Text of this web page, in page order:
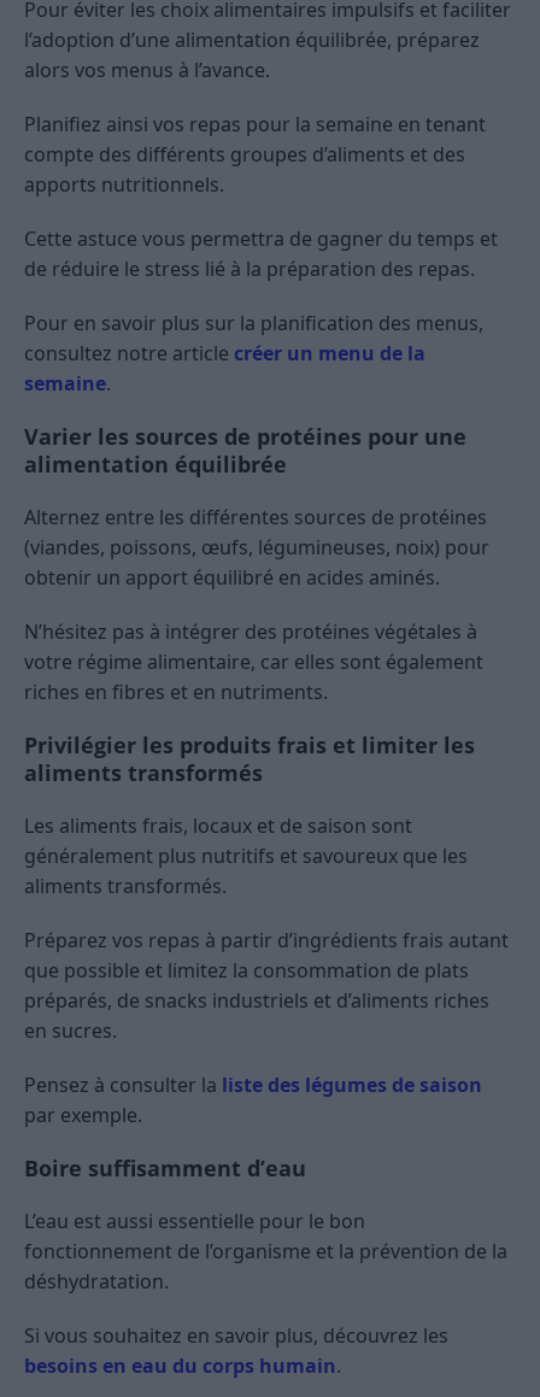
Pour éviter les choix alimentaires impulsifs et faciliter
l’adoption d’une alimentation équilibrée, préparez
alors vos menus à l’avance.
Planifiez ainsi vos repas pour la semaine en tenant
compte des différents groupes d’aliments et des
apports nutritionnels.
Cette astuce vous permettra de gagner du temps et
de réduire le stress lié à la préparation des repas.
Pour en savoir plus sur la planification des menus,
consultez notre article créer un menu de la
semaine.
Varier les sources de protéines pour une
alimentation équilibrée
Alternez entre les différentes sources de protéines
(viandes, poissons, œufs, légumineuses, noix) pour
obtenir un apport équilibré en acides aminés.
N’hésitez pas à intégrer des protéines végétales à
votre régime alimentaire, car elles sont également
riches en fibres et en nutriments.
Privilégier les produits frais et limiter les
aliments transformés
Les aliments frais, locaux et de saison sont
généralement plus nutritifs et savoureux que les
aliments transformés.
Préparez vos repas à partir d’ingrédients frais autant
que possible et limitez la consommation de plats
préparés, de snacks industriels et d’aliments riches
en sucres.
Pensez à consulter la liste des légumes de saison
par exemple.
Boire suffisamment d’eau
L’eau est aussi essentielle pour le bon
fonctionnement de l’organisme et la prévention de la
déshydratation.
Si vous souhaitez en savoir plus, découvrez les
besoins en eau du corps humain.